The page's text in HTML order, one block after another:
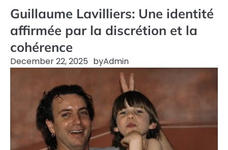
Guillaume Lavilliers: Une identité
affirmée par la discrétion et la
cohérence
December 22, 2025 byAdmin